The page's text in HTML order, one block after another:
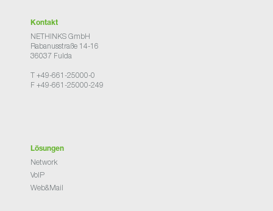
Kontakt
NETHINKS GmbH
Rabanusstraße 14-16
36037 Fulda
T +49-661-25000-0
F +49-661-25000-249
Lösungen
Network
VoIP
Web&Mail